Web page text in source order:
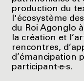
production du
l'écosystème
du Roi Agonglo
la création et
rencontres,
d’émancipation
participant·e·s.